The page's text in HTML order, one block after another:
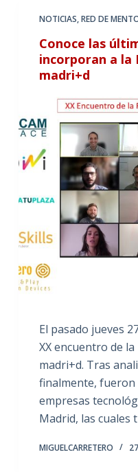
NOTICIAS,RED DE
Conoce las
incorporan a la
madri+d
El pasado jueves
XX encuentro de
madri+d. Tras
finalmente, fueron
empresas
Madrid, las cuales
MIGUELCARRETERO